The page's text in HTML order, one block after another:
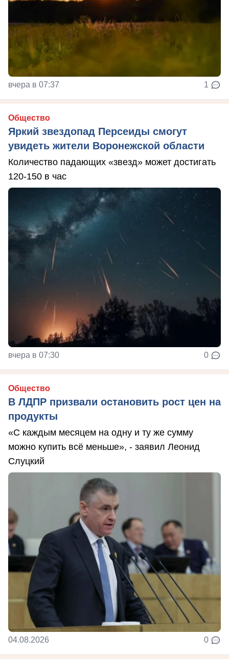
вчера в 07:37 1
Общество
Яркий звездопад Персеиды смогут
увидеть жители Воронежской области
Количество падающих «звезд» может достигать
120-150 в час
вчера в 07:30 0
Общество
В ЛДПР призвали остановить рост цен на
продукты
«С каждым месяцем на одну и ту же сумму
можно купить всё меньше», - заявил Леонид
Слуцкий
04.08.2026 0